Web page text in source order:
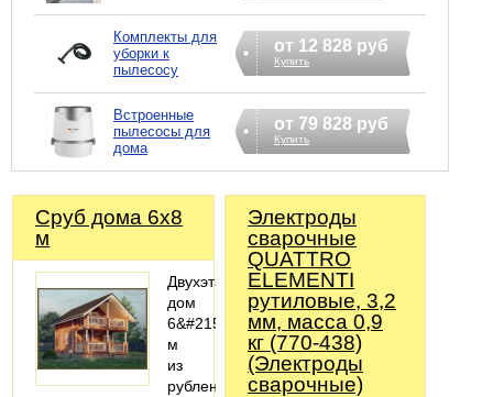
Комплекты для
уборки к
пылесосу
от 12 828 руб
Купить
Встроенные
пылесосы для
дома
от 79 828 руб
Купить
Сруб дома 6x8
м
Двухэтажный
дом
6&#215;8
м
из
рубленого
Электроды
сварочные
QUATTRO
ELEMENTI
рутиловые, 3,2
мм, масса 0,9
кг (770-438)
(Электроды
сварочные)